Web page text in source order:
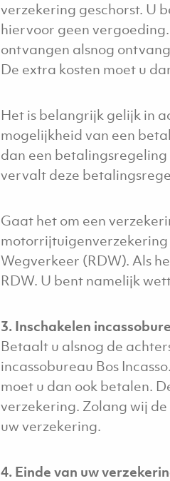
verzekering geschorst. U
hiervoor geen
ontvangen alsnog
De extra kosten moet u
Het is belangrijk gelijk in
mogelijkheid van een
dan een betalingsregeling
vervalt deze
Gaat het om een
motorrijtuigenverzekering
Wegverkeer (RDW). Als
RDW. U bent namelijk
3. Inschakelen
Betaalt u alsnog de
incassobureau Bos
moet u dan ook betalen.
verzekering. Zolang wij
uw verzekering.
4. Einde van uw